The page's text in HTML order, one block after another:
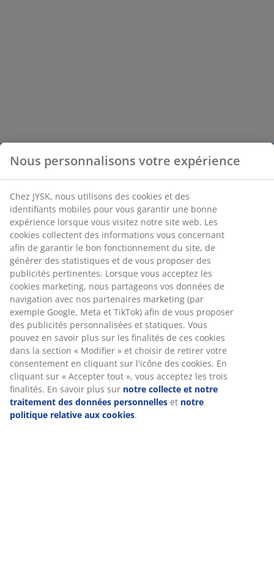
Nous personnalisons votre expérience
Chez JYSK, nous utilisons des cookies et des
identifiants mobiles pour vous garantir une bonne
expérience lorsque vous visitez notre site web. Les
cookies collectent des informations vous concernant
afin de garantir le bon fonctionnement du site, de
générer des statistiques et de vous proposer des
publicités pertinentes. Lorsque vous acceptez les
cookies marketing, nous partageons vos données de
navigation avec nos partenaires marketing (par
exemple Google, Meta et TikTok) afin de vous proposer
des publicités personnalisées et statiques. Vous
pouvez en savoir plus sur les finalités de ces cookies
dans la section « Modifier » et choisir de retirer votre
consentement en cliquant sur l'icône des cookies. En
cliquant sur « Accepter tout », vous acceptez les trois
finalités. En savoir plus sur notre collecte et notre
traitement des données personnelles et notre
politique relative aux cookies.